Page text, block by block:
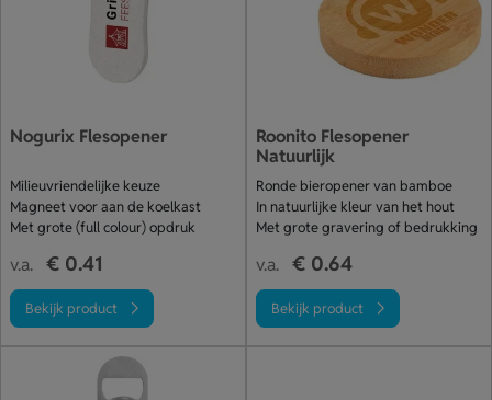
Nogurix Flesopener
Milieuvriendelijke keuze
Magneet voor aan de koelkast
Met grote (full colour) opdruk
v.a. € 0.41
Bekijk product
Roonito Flesopener
Natuurlijk
Ronde bieropener van bamboe
In natuurlijke kleur van het hout
Met grote gravering of bedrukking
v.a. € 0.64
Bekijk product